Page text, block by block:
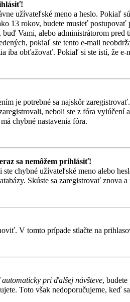
užívateľské meno a heslo. Pokiaľ
13 rokov, budete musieť
Vami, alebo administrátorom
pokiaľ ste tento e-mail
iba obťažovať. Pokiaľ si ste istí, že
je potrebné sa najskôr
neboli ste z fóra
chybné nastavenia fóra.
sa nemôžem prihlásiť!
chybné užívateľské meno alebo
Skúste sa zaregistrovať znova a
V tomto prípade stlačte na
pri ďalšej návšteve,
Toto však nedoporučujeme, keď